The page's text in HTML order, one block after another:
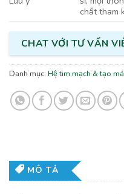
chất tham
CHAT VỚI TƯ VẤN
Danh mục: Hệ tim mạch & tạo
MÔ TẢ